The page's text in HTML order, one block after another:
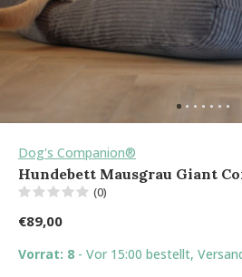
Dog's Companion®
Hundebett Mausgrau Giant
(0)
€89,00
Vorrat: 8 - Vor 15:00 bestellt,